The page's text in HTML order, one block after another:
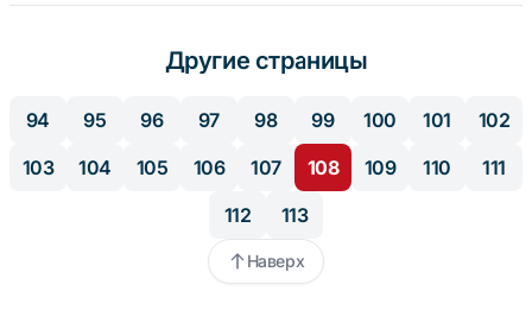
Другие страницы
94 95 96 97 98 99 100 101
102
103
104 105 106 107 108 109 110
111
112
113
Наверх